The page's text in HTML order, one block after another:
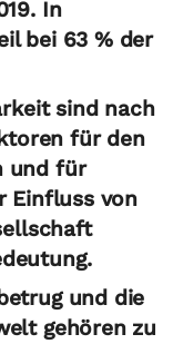
In
bei 63 % der
sind nach
für den
und für
Einfluss von
und die
gehören zu